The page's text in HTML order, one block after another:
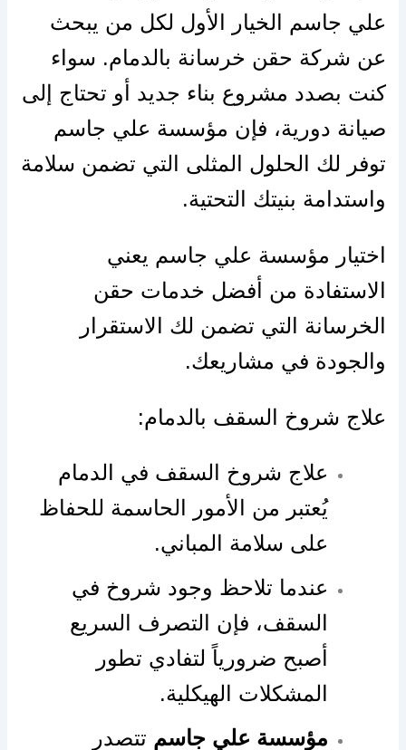
علي جاسم الخيار الأول لكل من يبحث
عن شركة حقن خرسانة بالدمام. سواء
كنت بصدد مشروع بناء جديد أو تحتاج إلى
صيانة دورية، فإن مؤسسة علي جاسم
توفر لك الحلول المثلى التي تضمن سلامة
واستدامة بنيتك التحتية.
اختيار مؤسسة علي جاسم يعني
الاستفادة من أفضل خدمات حقن
الخرسانة التي تضمن لك الاستقرار
والجودة في مشاريعك.
علاج شروخ السقف بالدمام:
علاج شروخ السقف في الدمام
يُعتبر من الأمور الحاسمة للحفاظ
على سلامة المباني.
عندما تلاحظ وجود شروخ في
السقف، فإن التصرف السريع
أصبح ضرورياً لتفادي تطور
المشكلات الهيكلية.
مؤسسة علي جاسم تتصدر